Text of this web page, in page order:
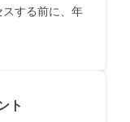
する前に、年
ト